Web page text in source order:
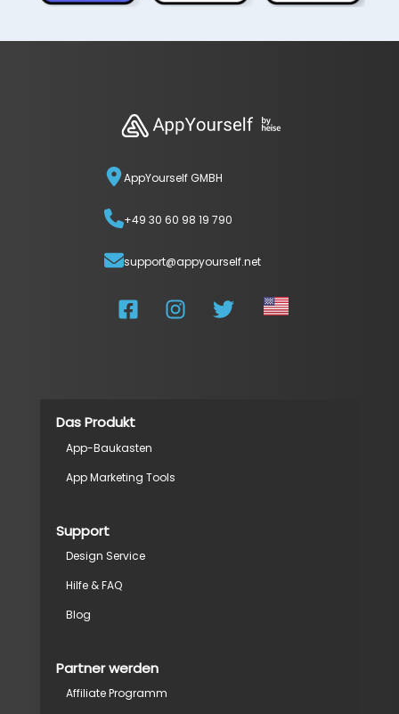
AppYourself GMBH
+49 30 60 98 19 790
support@appyourself.net
Das Produkt
App-Baukasten
App Marketing Tools
Support
Design Service
Hilfe & FAQ
Blog
Partner werden
Affiliate Programm